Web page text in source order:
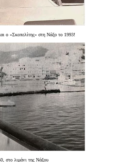
ο «Σκοπελίτης» στη Νάξο το 1993!
στο λιμάνι της Νάξου